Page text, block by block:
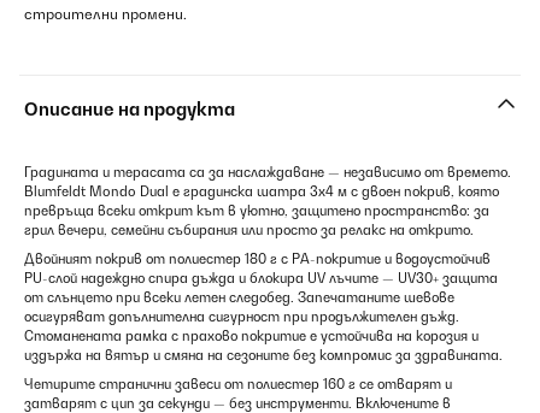
строителни промени.
Описание на продукта
Градината и терасата са за наслаждаване — независимо от времето.
Blumfeldt Mondo Dual е градинска шатра 3x4 м с двоен покрив, която
превръща всеки открит кът в уютно, защитено пространство: за
грил вечери, семейни събирания или просто за релакс на открито.
Двойният покрив от полиестер 180 г с PA-покритие и водоустойчив
PU-слой надеждно спира дъжда и блокира UV лъчите — UV30+ защита
от слънцето при всеки летен следобед. Запечатаните шевове
осигуряват допълнителна сигурност при продължителен дъжд.
Стоманената рамка с прахово покритие е устойчива на корозия и
издържа на вятър и смяна на сезоните без компромис за здравината.
Четирите странични завеси от полиестер 160 г се отварят и
затварят с цип за секунди — без инструменти. Включените в